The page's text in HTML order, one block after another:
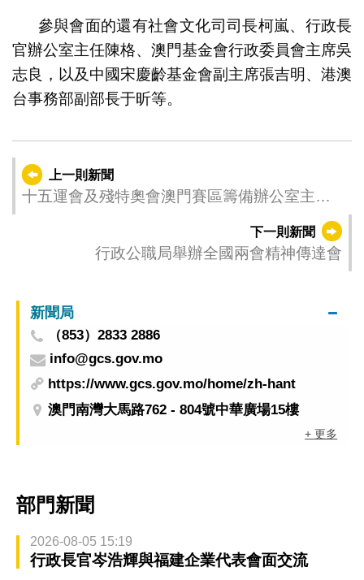
參與會面的還有社會文化司司長柯嵐、行政長
官辦公室主任陳格、澳門基金會行政委員會主席吳
志良，以及中國宋慶齡基金會副主席張吉明、港澳
台事務部副部長于昕等。
上一則新聞
十五運會及殘特奧會澳門賽區籌備辦公室主任
潘永權會見廣東賽區執委會副主任、廣東省體
下一則新聞
行政公職局舉辦全國兩會精神傳達會
新聞局
（853）2833 2886
info@gcs.gov.mo
https://www.gcs.gov.mo/home/zh-hant
澳門南灣大馬路762 - 804號中華廣場15樓
+ 更多
部門新聞
2026-08-05 15:19
行政長官岑浩輝與福建企業代表會面交流